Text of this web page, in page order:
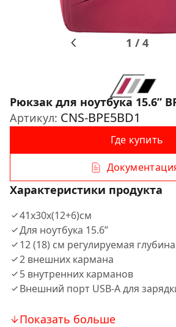
1 /4
Рюкзак для ноутбука 15.6ʺ
Артикул: CNS-BPE5BD1
Где купить
Характеристики продукта
41x30x(12+6)cм
Для ноутбука 15.6ʺ
12 (18) см регулируемая глубина
2 внешних кармана
5 внутренних карманов
Внешний порт USB-A для
Показать больше